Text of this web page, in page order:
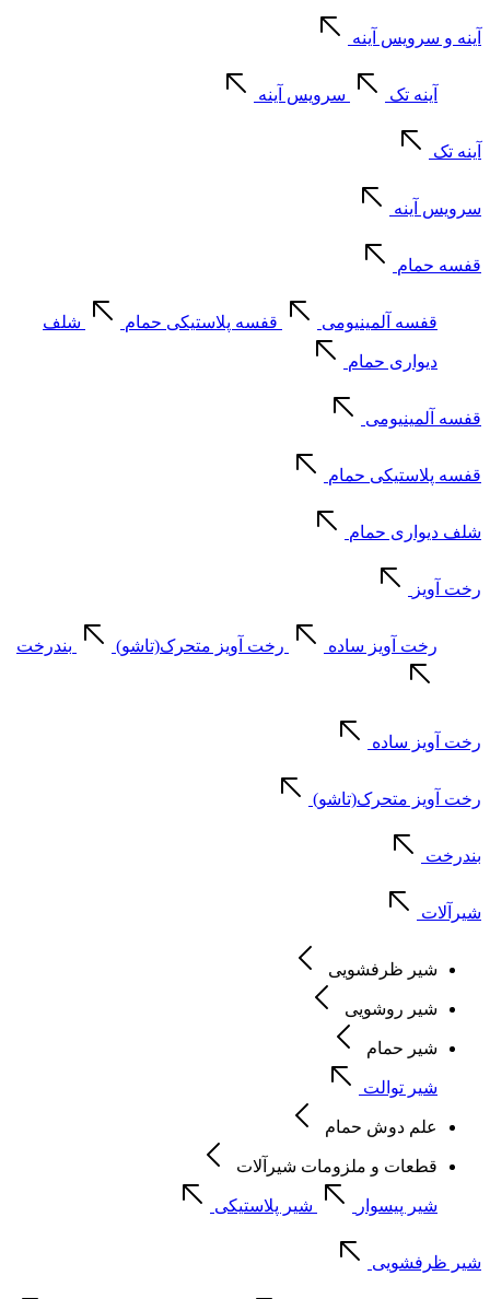
آینه و سرویس آینه
آینه تک سرویس آینه
آینه تک
سرویس آینه
قفسه حمام
قفسه آلمینیومی قفسه پلاستیکی حمام شلف
دیواری حمام
قفسه آلمینیومی
قفسه پلاستیکی حمام
شلف دیواری حمام
رخت آویز
رخت آویز ساده رخت آویز متحرک(تاشو) بندرخت
رخت آویز ساده
رخت آویز متحرک(تاشو)
بندرخت
شیرآلات
شیر ظرفشویی
شیر روشویی
شیر حمام
شیر توالت
علم دوش حمام
قطعات و ملزومات شیرآلات
شیر پیسوار شیر پلاستیکی
شیر ظرفشویی